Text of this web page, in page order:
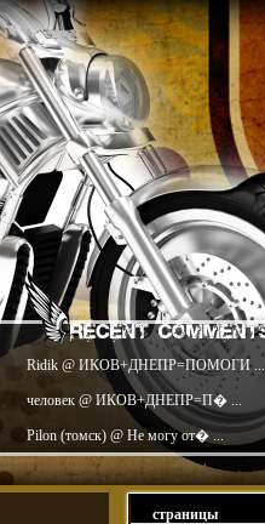
Ridik @ ИКОВ+ДНЕПР=ПОМОГИ ...
человек @ ИКОВ+ДНЕПР=П� ...
Pilon (томск) @ Не могу от� ...
страницы